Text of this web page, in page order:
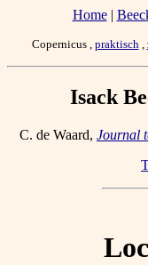
Home|
Copernicus , praktisch,
Isack
C. de Waard, Journal